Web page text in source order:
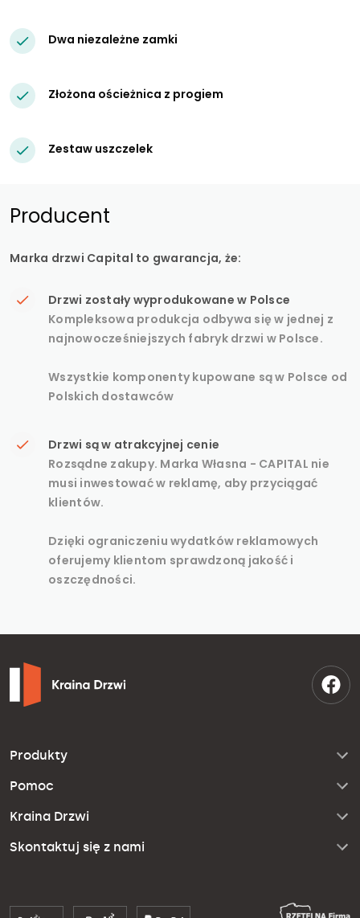
Dwa niezależne zamki
Złożona ościeżnica z progiem
Zestaw uszczelek
Producent
Marka drzwi Capital to gwarancja, że:
Drzwi zostały wyprodukowane w Polsce
Kompleksowa produkcja odbywa się w jednej z
najnowocześniejszych fabryk drzwi w Polsce.
Wszystkie komponenty kupowane są w Polsce od
Polskich dostawców
Drzwi są w atrakcyjnej cenie
Rozsądne zakupy. Marka Własna - CAPITAL nie
musi inwestować w reklamę, aby przyciągać
klientów.
Dzięki ograniczeniu wydatków reklamowych
oferujemy klientom sprawdzoną jakość i
oszczędności.
Produkty
Pomoc
Kraina Drzwi
Skontaktuj się z nami